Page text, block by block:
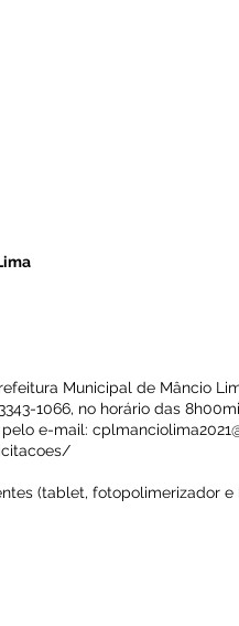
Municipal de Mâncio
1066, no horário das
e-mail:
(tablet, fotopolimerizador